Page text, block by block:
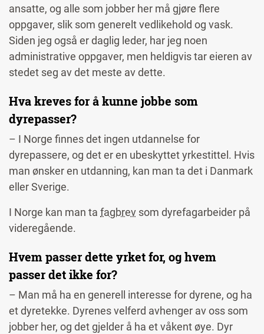
ansatte, og alle som jobber her må gjøre flere
oppgaver, slik som generelt vedlikehold og vask.
Siden jeg også er daglig leder, har jeg noen
administrative oppgaver, men heldigvis tar eieren av
stedet seg av det meste av dette.
Hva kreves for å kunne jobbe som
dyrepasser?
– I Norge finnes det ingen utdannelse for
dyrepassere, og det er en ubeskyttet yrkestittel. Hvis
man ønsker en utdanning, kan man ta det i Danmark
eller Sverige.
I Norge kan man ta fagbrev som dyrefagarbeider på
videregående.
Hvem passer dette yrket for, og hvem
passer det ikke for?
– Man må ha en generell interesse for dyrene, og ha
et dyretekke. Dyrenes velferd avhenger av oss som
jobber her, og det gjelder å ha et våkent øye. Dyr